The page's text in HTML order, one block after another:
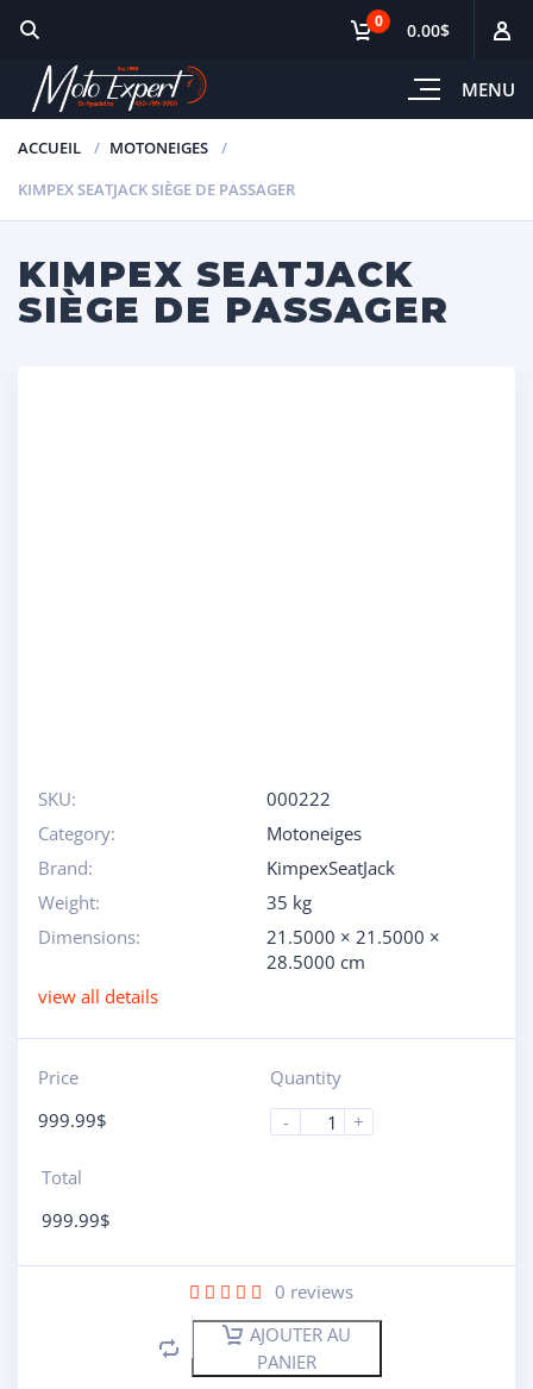
MENU
0 0.00$
ACCUEIL
MOTONEIGES
KIMPEX SEATJACK SIÈGE DE PASSAGER
KIMPEX SEATJACK
SIÈGE DE PASSAGER
SKU:
000222
Category:
Motoneiges
Brand:
KimpexSeatJack
Weight:
35 kg
Dimensions:
21.5000 × 21.5000 ×
28.5000 cm
view all details
Price
999.99$
Quantity
-
+
Total
999.99$
0 reviews
AJOUTER AU
PANIER